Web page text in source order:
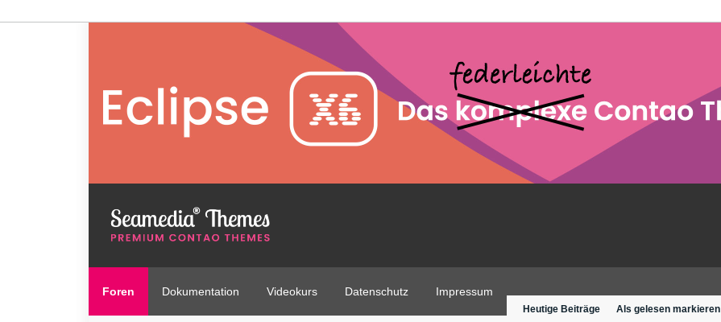
Foren Dokumentation Videokurs Datenschutz Impressum
Heutige Beiträge Als gelesen markieren